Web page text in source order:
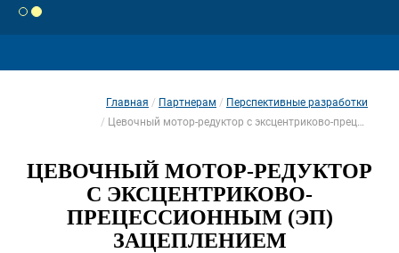
Главная Партнерам
Перспективные разработки
Цевочный мотор-редуктор с эксцентриково-прецессионным (эп) зацеплением
ЦЕВОЧНЫЙ МОТОР-РЕДУКТОР
С ЭКСЦЕНТРИКОВО-
ПРЕЦЕССИОННЫМ (ЭП)
ЗАЦЕПЛЕНИЕМ